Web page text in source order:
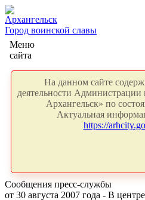
Архангельск
Город воинской славы
Меню
сайта
На данном сайте
деятельности Администрации
Архангельск» по
Актуальная
https://
Сообщения пресс-службы
от 30 августа 2007 года - В